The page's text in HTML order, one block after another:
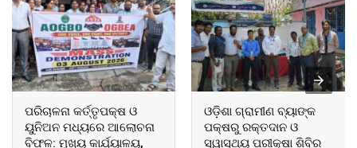
ପରିଚାଳନା କର୍ତ୍ତୃପକ୍ଷ ଓ
ୟୁନିଅନ ମଧ୍ୟରେ ଆଲୋଚନା
ବିଫଳ: ମୁଖ୍ୟ କାର୍ଯ୍ୟାଳୟ,
ଓଡ଼ିଶା ଗ୍ରାମୀଣ ବ୍ୟାଙ୍କ
ପକ୍ଷରୁ ରକ୍ତଦାନ ଓ
ସ୍ୱାସ୍ଥ୍ୟ ପରୀକ୍ଷା ଶିବିର